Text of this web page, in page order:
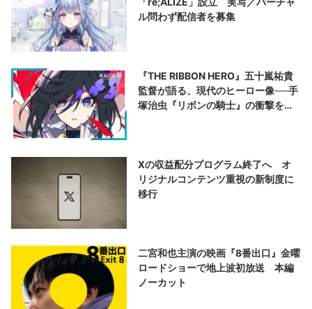
ル問わず配信者を募集
『THE RIBBON HERO』五十嵐祐貴
監督が語る、現代のヒーロー像──手
塚治虫『リボンの騎士』の衝撃を再
Xの収益配分プログラム終了へ オ
リジナルコンテンツ重視の新制度に
移行
二宮和也主演の映画『8番出口』金曜
ロードショーで地上波初放送 本編
ノーカット